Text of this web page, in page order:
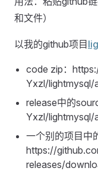
和文件）
以我的github项目
code zip：
Yxzl/lightmysql/
release中的
Yxzl/lightmysql/
一个别的项目中
https://
releases/